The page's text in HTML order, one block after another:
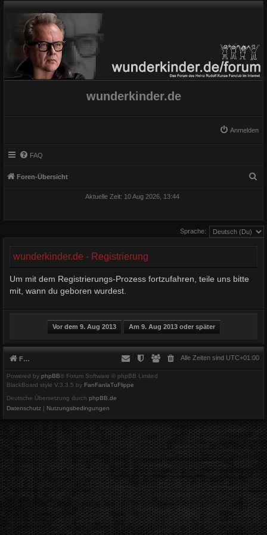
wunderkinder.de
Anmelden
FAQ
Foren-Übersicht
e
Aktuelle Zeit: 10 Aug 2026, 13:44
Sprache:
wunderkinder.de - Registrierung
Um mit dem Registrierungs-Prozess fortzufahren, teile uns bitte
mit, wann du geboren wurdest.
Foren-Übersicht Alle Zeiten sind UTC+01:00
Powered by phpBB® Forum Software © phpBB Limited
BlackBoard style V.3.3.5 by FanFanlaTuFlippe
Deutsche Übersetzung durch phpBB.de
Datenschutz | Nutzungsbedingungen